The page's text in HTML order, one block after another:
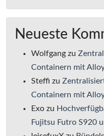
Neueste
Wolfgang zu
Containern mit
Steffi zu
Containern mit
Exo zu
Fujitsu Futro S920